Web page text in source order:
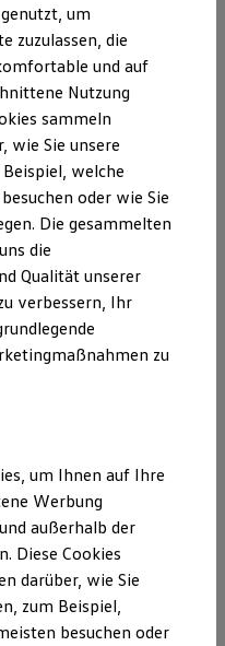
Nutzfahrzeuge
Inspektion
Volkswagen Nutzfahrzeuge
Apps
ID. Buzz
Transporter/Caravelle
Amarok
Modelle
Updates
Kroll, Wolfgang
DE 169639433
Krefeld
(VSBG) Wir sind
weder bereit
um
zuzulassen, die
und auf
Nutzung
sammeln
wie Sie unsere
welche
oder wie Sie
Die gesammelten
die
Qualität unserer
verbessern, Ihr
zu
um Ihnen auf Ihre
Werbung
außerhalb der
Diese Cookies
darüber, wie Sie
zum Beispiel,
besuchen oder